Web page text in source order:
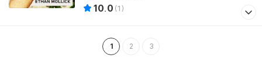
10.0 (1)
1 2 3